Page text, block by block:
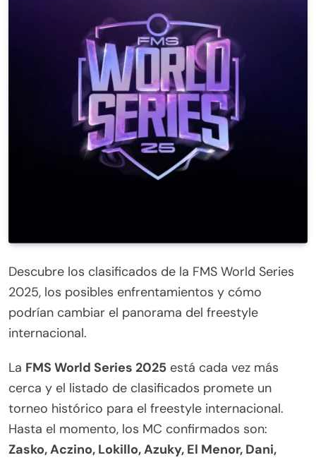
Descubre los clasificados de la FMS World Series
2025, los posibles enfrentamientos y cómo
podrían cambiar el panorama del freestyle
internacional.
La FMS World Series 2025 está cada vez más
cerca y el listado de clasificados promete un
torneo histórico para el freestyle internacional.
Hasta el momento, los MC confirmados son:
Zasko, Aczino, Lokillo, Azuky, El Menor, Dani,